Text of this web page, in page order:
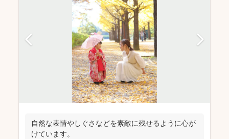
自然な表情やしぐさなどを素敵に残せるように心が
けています。